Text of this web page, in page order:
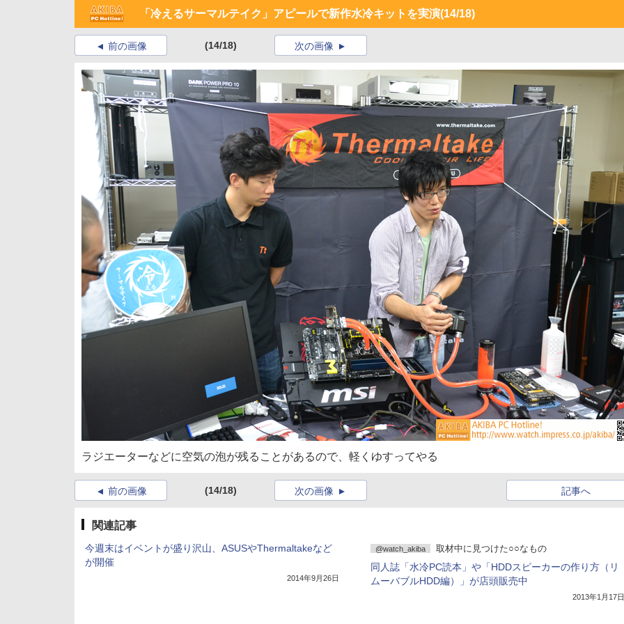
「冷えるサーマルテイク」アピールで新作水冷キットを実演(14/18)
前の画像 (14/18) 次の画像
ラジエーターなどに空気の泡が残ることがあるので、軽くゆすってやる
前の画像 (14/18) 記事へ
次の画像
関連記事
今週末はイベントが盛り沢山、ASUSやThermaltakeなど
が開催
2014年9月26日
@watch_akiba 取材中に見つけた○○なもの
同人誌「水冷PC読本」や「HDDスピーカーの作り方（リ
ムーバブルHDD編）」が店頭販売中
2013年1月17日